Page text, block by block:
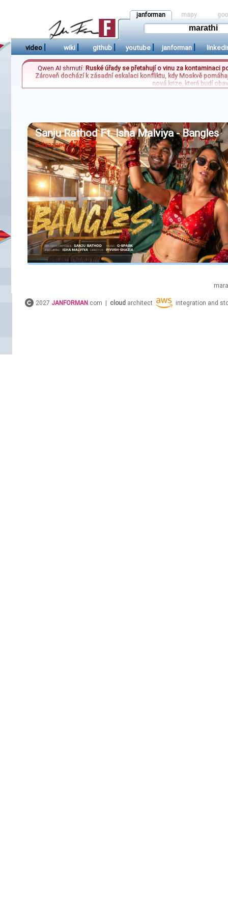
janforman mapy
video | wiki | github | youtube | janforman |
Qwen AI shrnutí: Ruské úřady se přetahují o vinu za kontaminaci
Zároveň dochází k zásadní eskalaci konfliktu, kdy Moskvě
nová krize, která budí
Sanju Rathod Ft. Isha Malviya - Bangles
Zobrazeno:475x
2027 JANFORMAN .com | cloud architect integration and